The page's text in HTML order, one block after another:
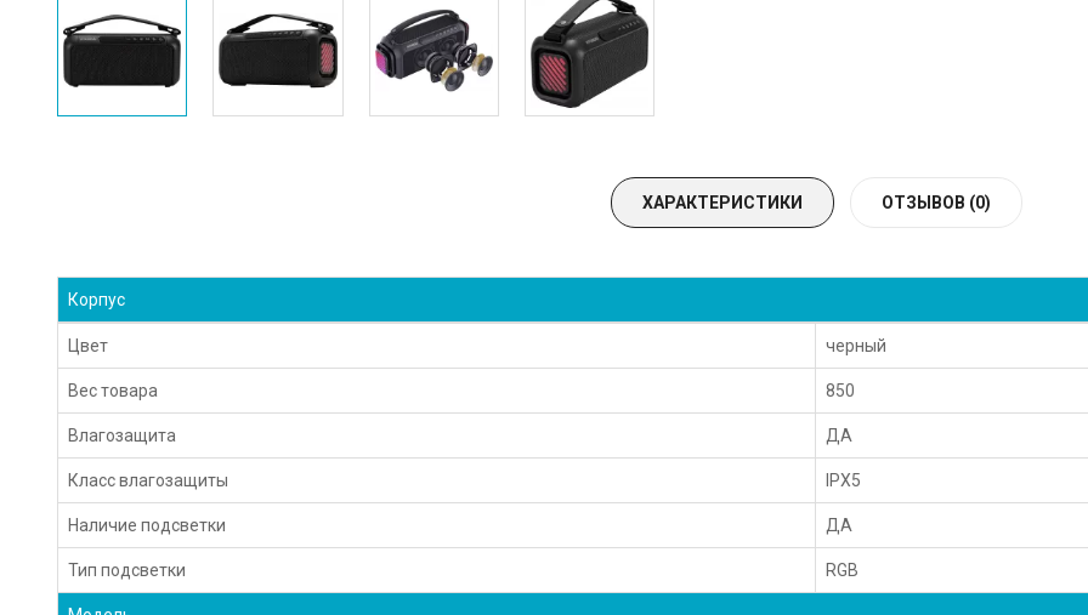
ХАРАКТЕРИСТИКИ ОТЗЫВОВ (0)
Корпус
Цвет черный
Вес товара 850
Влагозащита ДА
Класс влагозащиты IPX5
Наличие подсветки ДА
Тип подсветки RGB